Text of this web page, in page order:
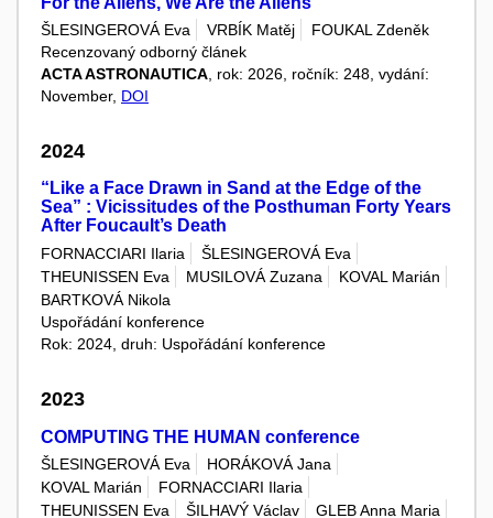
ŠLESINGEROVÁ Eva VRBÍK Matěj
FOUKAL Zdeněk
Recenzovaný odborný článek
ACTA ASTRONAUTICA , rok: 2026, ročník: 248, vydání:
November, DOI
2024
“Like a Face Drawn in Sand at the Edge of the
Sea” : Vicissitudes of the Posthuman Forty Years
After Foucault’s Death
FORNACCIARI Ilaria
ŠLESINGEROVÁ Eva
THEUNISSEN Eva
MUSILOVÁ Zuzana
KOVAL Marián
BARTKOVÁ Nikola
Uspořádání konference
Rok: 2024, druh: Uspořádání konference
2023
COMPUTING THE HUMAN conference
ŠLESINGEROVÁ Eva
HORÁKOVÁ Jana
KOVAL Marián
FORNACCIARI Ilaria
THEUNISSEN Eva
ŠILHAVÝ Václav GLEB Anna Maria